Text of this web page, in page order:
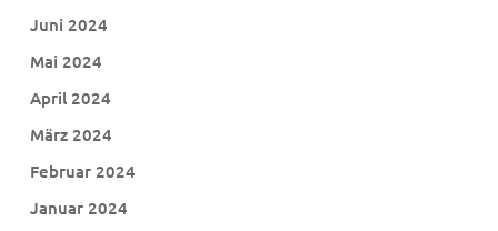
Juni 2024
Mai 2024
April 2024
März 2024
Februar 2024
Januar 2024